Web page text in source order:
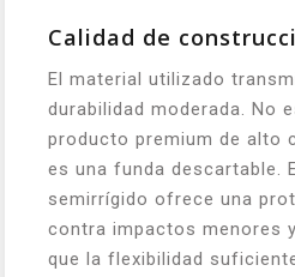
Calidad de
El material utilizado
durabilidad moderada. No
producto premium de alto
es una funda descartable.
semirrígido ofrece una
contra impactos menores
que la flexibilidad